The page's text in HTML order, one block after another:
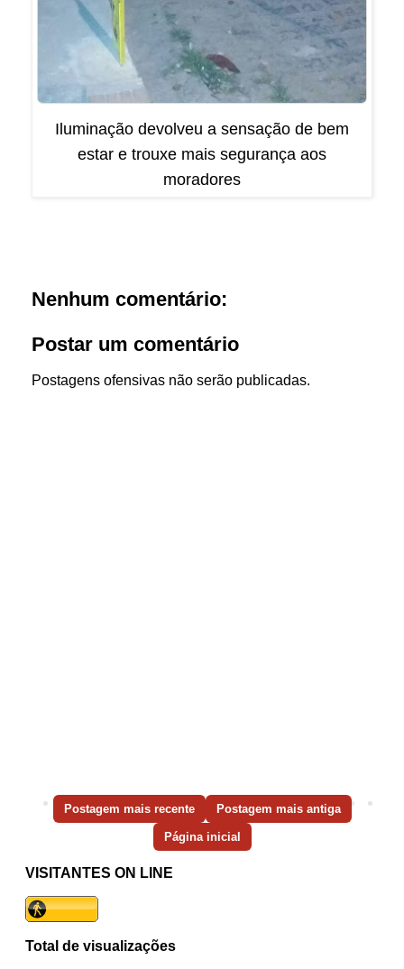
Iluminação devolveu a sensação de bem
estar e trouxe mais segurança aos
moradores
Nenhum comentário:
Postar um comentário
Postagens ofensivas não serão publicadas.
Postagem mais recente Postagem mais antiga
Página inicial
VISITANTES ON LINE
Total de visualizações